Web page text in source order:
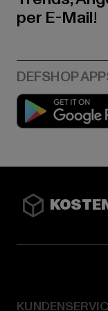
per E-Mail!